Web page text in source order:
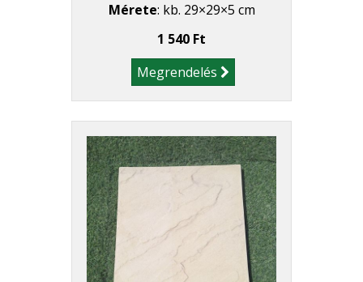
Mérete: kb. 29×29×5 cm
1 540 Ft
Megrendelés